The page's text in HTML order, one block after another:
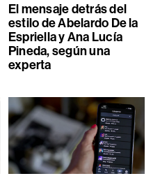
El mensaje detrás del
estilo de Abelardo De la
Espriella y Ana Lucía
Pineda, según una
experta